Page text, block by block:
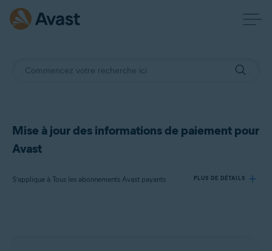
Mise à jour des informations de paiement pour
Avast
S’applique à Tous les abonnements Avast payants PLUS DE DÉTAILS